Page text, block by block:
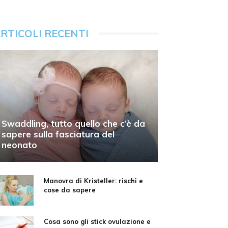
RECENTI
Swaddling, tutto quello che c’è da
sapere sulla fasciatura del
neonato
Manovra di Kristeller: rischi e
cose da sapere
Cosa sono gli stick ovulazione e